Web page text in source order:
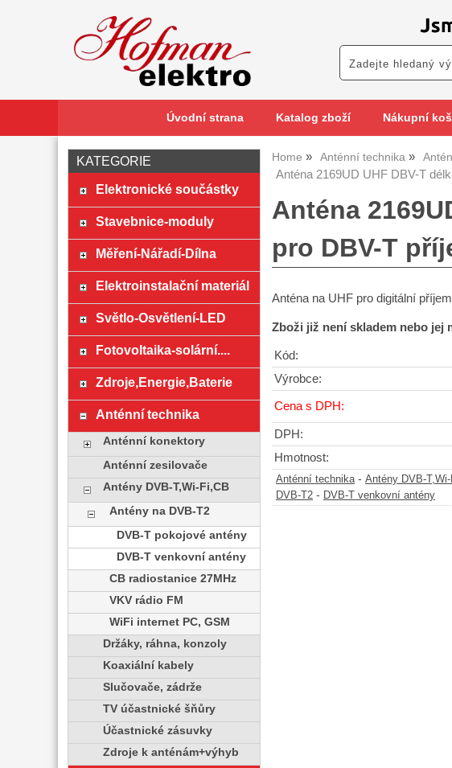
Úvodní strana Katalog zboží Nákupní
Home Anténní technika
Anténa 2169UD UHF DBV-T
Anténa
pro DBV-T
Anténa na UHF pro digitální
Zboži již není skladem nebo jej
Kód:
Výrobce:
Cena s DPH:
DPH:
Hmotnost:
Anténní technika- Antény DVB-
DVB-T2 - DVB-T venkovní antény
KATEGORIE
Elektronické součástky
Stavebnice-moduly
Měření-Nářadí-Dílna
Elektroinstalační materiál
Světlo-Osvětlení-LED
Fotovoltaika-solární....
Zdroje,Energie,Baterie
Anténní technika
Anténní konektory
Anténní zesilovače
Antény DVB-T,Wi-Fi,CB
Antény na DVB-T2
DVB-T pokojové antény
DVB-T venkovní antény
CB radiostanice 27MHz
VKV rádio FM
WiFi internet PC, GSM
Držáky, ráhna, konzoly
Koaxiální kabely
Slučovače, zádrže
TV účastnické šňůry
Účastnické zásuvky
Zdroje k anténám+výhyb